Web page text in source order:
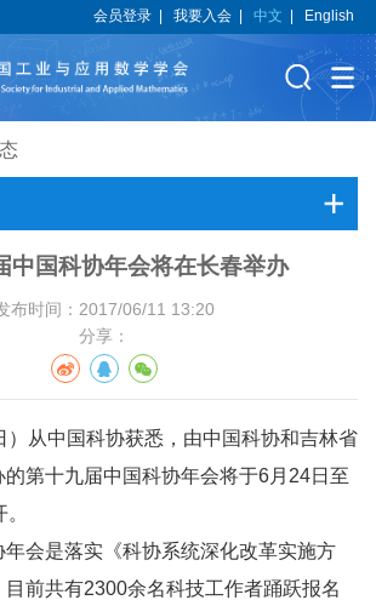
会员登录 |我要入会 |中文 English
中国科协年会将在长春举办
布时间：2017/06/11 13:20
分享：
）从中国科协获悉，由中国科协和吉林省
的第十九届中国科协年会将于6月24日至
会是落实《科协系统深化改革实施方
前共有2300余名科技工作者踊跃报名